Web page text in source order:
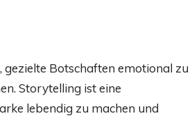
Botschaften emotional zu
Storytelling ist eine
lebendig zu machen und